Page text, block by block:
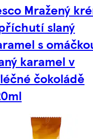
Mražený
slaný
s
karamel v
čokoládě